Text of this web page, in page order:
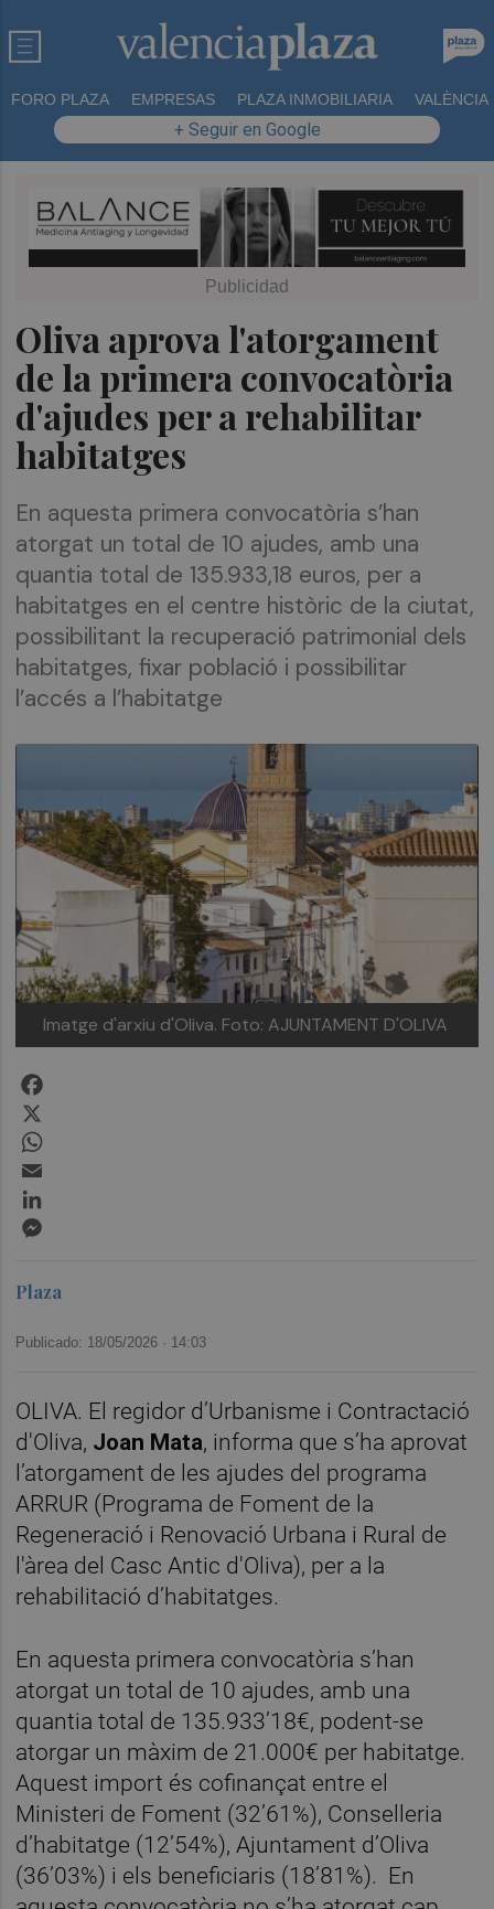
FORO PLAZA EMPRESAS PLAZA INMOBILIARIA VALÈNCIA
+ Seguir en Google
Oliva aprova l'atorgament
de la primera convocatòria
d'ajudes per a rehabilitar
habitatges
En aquesta primera convocatòria s’han
atorgat un total de 10 ajudes, amb una
quantia total de 135.933,18 euros, per a
habitatges en el centre històric de la ciutat,
possibilitant la recuperació patrimonial dels
habitatges, fixar població i possibilitar
l’accés a l’habitatge
Imatge d'arxiu d'Oliva. Foto: AJUNTAMENT D'OLIVA
Plaza
Publicado: 18/05/2026 · 14:03
OLIVA. El regidor d’Urbanisme i Contractació
d'Oliva, Joan Mata, informa que s’ha aprovat
l’atorgament de les ajudes del programa
ARRUR (Programa de Foment de la
Regeneració i Renovació Urbana i Rural de
l'àrea del Casc Antic d'Oliva), per a la
rehabilitació d’habitatges.
En aquesta primera convocatòria s’han
atorgat un total de 10 ajudes, amb una
quantia total de 135.933’18€, podent-se
atorgar un màxim de 21.000€ per habitatge.
Aquest import és cofinançat entre el
Ministeri de Foment (32’61%), Conselleria
d’habitatge (12’54%), Ajuntament d’Oliva
(36’03%) i els beneficiaris (18’81%). En